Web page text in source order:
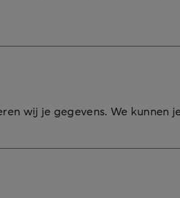
wij je gegevens. We kunnen